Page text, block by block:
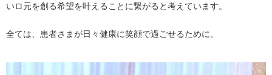
いロ元を創る希望を叶えることに繋がると考えています。
全ては、患者さまが日々健康に笑顔で過ごせるために。